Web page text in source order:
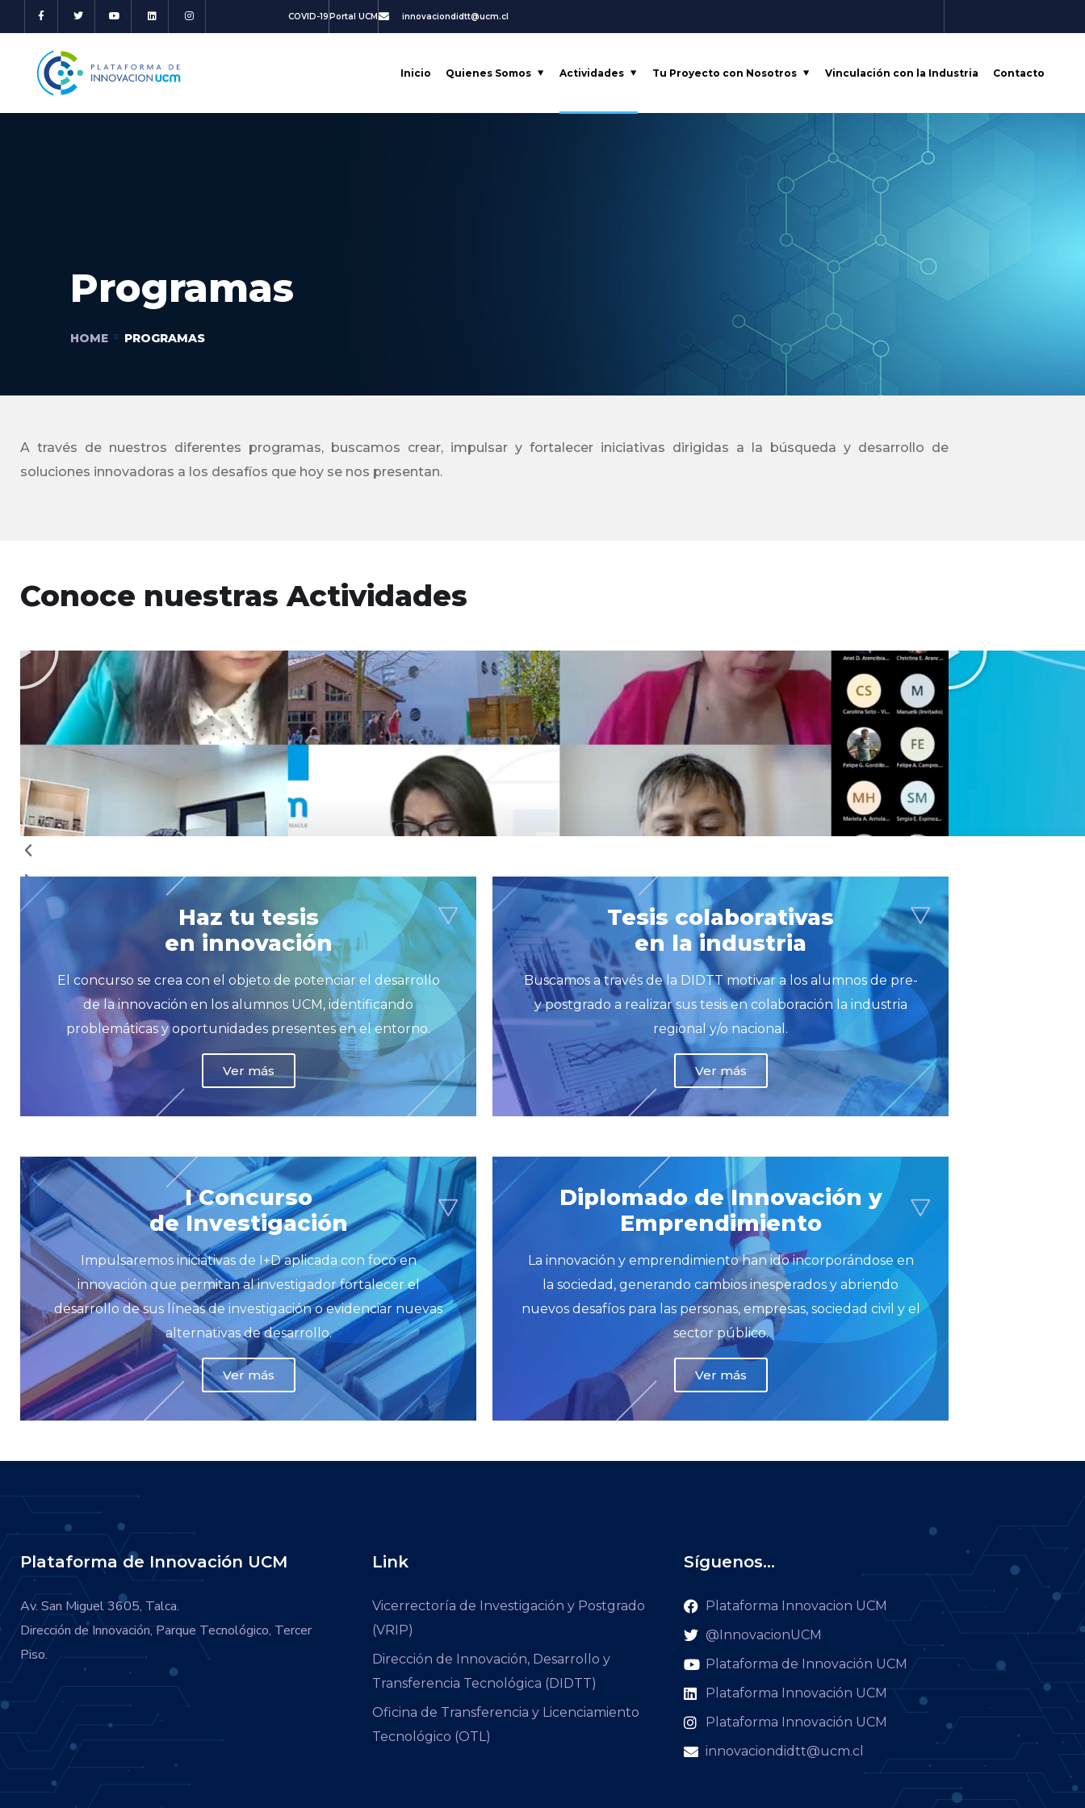
COVID-19Portal UCM innovaciondidtt@ucm.cl
Inicio Quienes Somos Actividades Tu Proyecto con Nosotros Vinculación con la Industria Contacto
Programas
HOME PROGRAMAS
A través de nuestros diferentes programas, buscamos crear, impulsar y fortalecer iniciativas dirigidas a la búsqueda y desarrollo de
soluciones innovadoras a los desafíos que hoy se nos presentan.
Conoce nuestras Actividades
Haz tu tesis
en innovación
El concurso se crea con el objeto de potenciar el desarrollo
de la innovación en los alumnos UCM, identificando
problemáticas y oportunidades presentes en el entorno.
Ver más
Tesis colaborativas
en la industria
Buscamos a través de la DIDTT motivar a los alumnos de pre-
y postgrado a realizar sus tesis en colaboración la industria
regional y/o nacional.
Ver más
I Concurso
de Investigación
Impulsaremos iniciativas de I+D aplicada con foco en
innovación que permitan al investigador fortalecer el
desarrollo de sus líneas de investigación o evidenciar nuevas
alternativas de desarrollo.
Ver más
Diplomado de Innovación y
Emprendimiento
La innovación y emprendimiento han ido incorporándose en
la sociedad, generando cambios inesperados y abriendo
nuevos desafíos para las personas, empresas, sociedad civil y el
sector público.
Ver más
Plataforma de Innovación UCM
Av. San Miguel 3605, Talca.
Dirección de Innovación, Parque Tecnológico, Tercer
Piso.
Link
Vicerrectoría de Investigación y Postgrado
(VRIP)
Dirección de Innovación, Desarrollo y
Transferencia Tecnológica (DIDTT)
Oficina de Transferencia y Licenciamiento
Tecnológico (OTL)
Síguenos...
Plataforma Innovacion UCM
@InnovacionUCM
Plataforma de Innovación UCM
Plataforma Innovación UCM
Plataforma Innovación UCM
innovaciondidtt@ucm.cl